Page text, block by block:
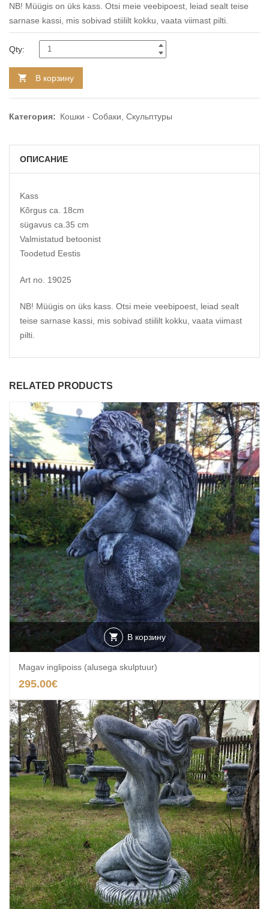
NB! Müügis on üks kass. Otsi meie veebipoest, leiad sealt teise
sarnase kassi, mis sobivad stiililt kokku, vaata viimast pilti.
Qty:
В корзину
Категория: Кошки - Собаки, Скульптуры
ОПИСАНИЕ
Kass
Kõrgus ca. 18cm
sügavus ca.35 cm
Valmistatud betoonist
Toodetud Eestis
Art no. 19025
NB! Müügis on üks kass. Otsi meie veebipoest, leiad sealt
teise sarnase kassi, mis sobivad stiililt kokku, vaata viimast
pilti.
RELATED PRODUCTS
В корзину
Magav inglipoiss (alusega skulptuur)
295.00€